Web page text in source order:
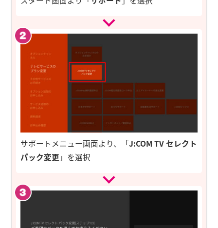
サポートメニュー画面より、「J:COM TV セレクト
パック変更 」を選択